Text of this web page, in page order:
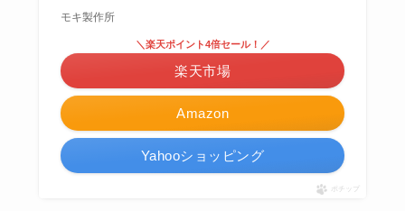
モキ製作所
Amazon
＼楽天ポイント4倍セール！／
楽天市場
Yahooショッピング
ポチップ